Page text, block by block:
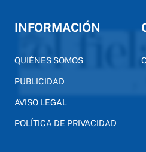
INFORMACIÓN
QUIÉNES SOMOS
PUBLICIDAD
AVISO LEGAL
POLÍTICA DE PRIVACIDAD